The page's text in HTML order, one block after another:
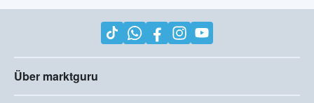
Über marktguru